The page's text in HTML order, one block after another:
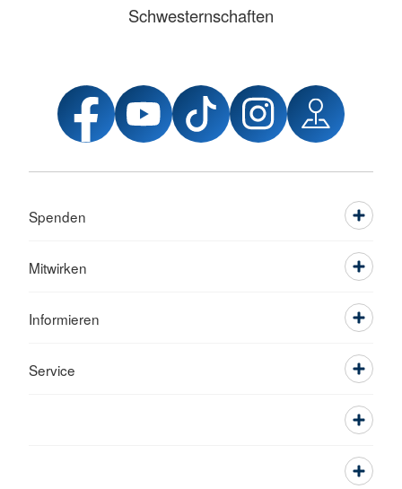
Schwesternschaften
Spenden
Mitwirken
Informieren
Service